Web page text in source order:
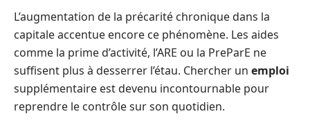
L’augmentation de la précarité chronique dans la
capitale accentue encore ce phénomène. Les aides
comme la prime d’activité, l’ARE ou la PreParE ne
suffisent plus à desserrer l’étau. Chercher un emploi
supplémentaire est devenu incontournable pour
reprendre le contrôle sur son quotidien.